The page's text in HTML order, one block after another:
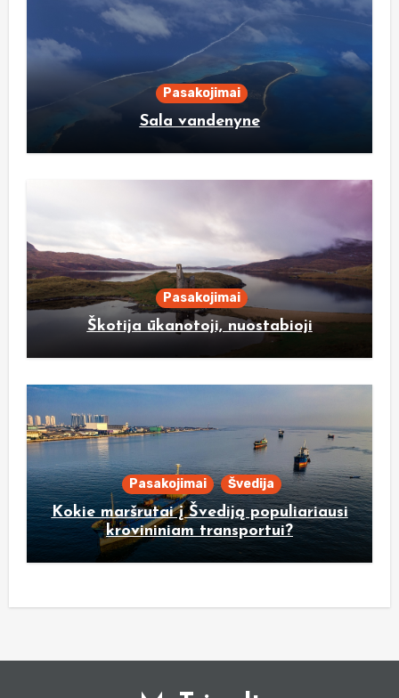
Pasakojimai
Sala vandenyne
Pasakojimai
Škotija ūkanotoji, nuostabioji
Pasakojimai Švedija
Kokie maršrutai į Švediją populiariausi
krovininiam transportui?